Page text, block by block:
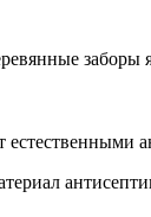
заборы